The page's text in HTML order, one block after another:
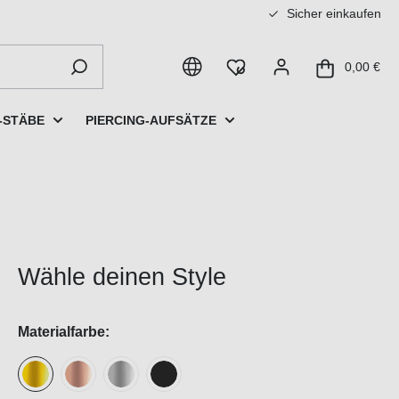
Sicher einkaufen
0,00 €
STÄBE PIERCING-AUFSÄTZE
Wähle deinen Style
Materialfarbe: